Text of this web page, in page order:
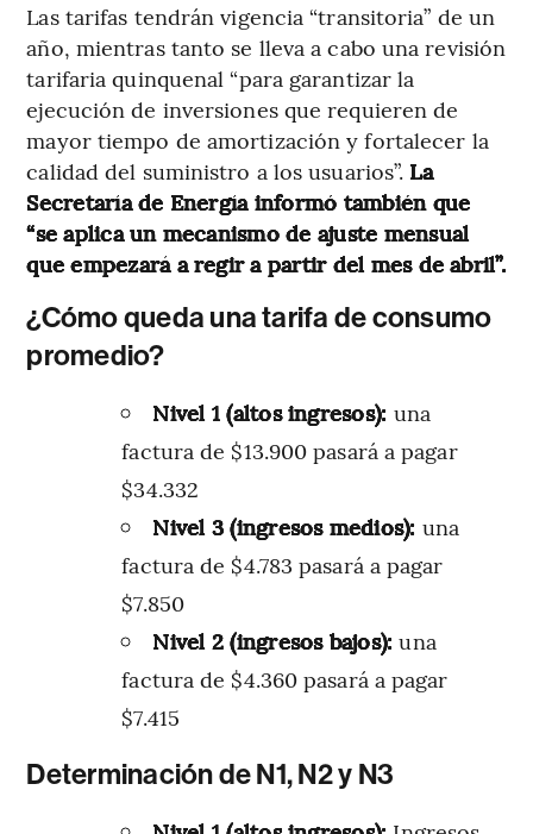
Las tarifas tendrán vigencia “transitoria” de un
año, mientras tanto se lleva a cabo una revisión
tarifaria quinquenal “para garantizar la
ejecución de inversiones que requieren de
mayor tiempo de amortización y fortalecer la
calidad del suministro a los usuarios”. La
Secretaría de Energía informó también que
“se aplica un mecanismo de ajuste mensual
que empezará a regir a partir del mes de abril”.
¿Cómo queda una tarifa de consumo
promedio?
Nivel 1 (altos ingresos): una
factura de $13.900 pasará a pagar
$34.332
Nivel 3 (ingresos medios): una
factura de $4.783 pasará a pagar
$7.850
Nivel 2 (ingresos bajos): una
factura de $4.360 pasará a pagar
$7.415
Determinación de N1, N2 y N3